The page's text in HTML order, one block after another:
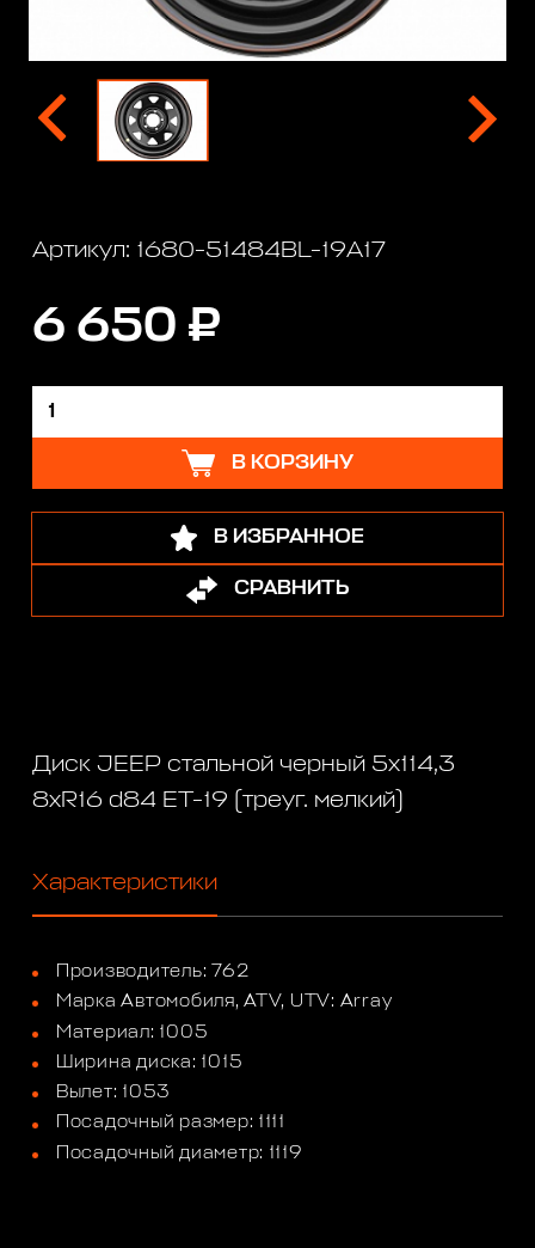
Артикул: 1680-51484BL-19A17
6 650 ₽
В КОРЗИНУ
В ИЗБРАННОЕ
СРАВНИТЬ
Диск JEEP стальной черный 5х114,3
8xR16 d84 ET-19 (треуг. мелкий)
Характеристики
Производитель: 762
Марка Автомобиля, ATV, UTV: Array
Материал: 1005
Ширина диска: 1015
Вылет: 1053
Посадочный размер: 1111
Посадочный диаметр: 1119